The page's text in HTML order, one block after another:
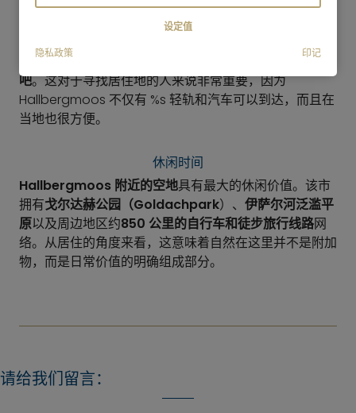
餐饮业
店出售当地生活用品
许多餐馆、酒馆、咖啡馆和酒
吧。这对于寻找居住地的人来说非常重要，因为
Hallbergmoos 不仅有 %s 轻轨和汽车可以到达，而且在
当地也很方便。
休闲时间
Hallbergmoos 附近的空地具有最大的休闲价值。该市
拥有戈尔达赫公园（Goldachpark）、 伊萨尔河泛滥平
原以及周边地区约850 公里的自行车和徒步旅行线路网
络。从居住的角度来看，这意味着自然在这里并不是附加
物，而是日常价值的明确组成部分。
请给我们留言：
设定值
隐私政策
印记